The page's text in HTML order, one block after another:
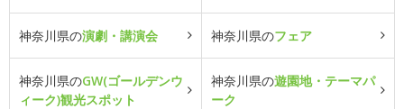
神奈川県の演劇・講演会 神奈川県のフェア
神奈川県のGW(ゴールデンウ
ィーク)観光スポット
神奈川県の遊園地・テーマパ
ーク